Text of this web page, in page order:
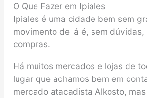
O Que Fazer em Ipiales
Ipiales é uma cidade bem sem
movimento de lá é, sem
compras.
Há muitos mercados e lojas de
lugar que achamos bem em
mercado atacadista Alkosto,